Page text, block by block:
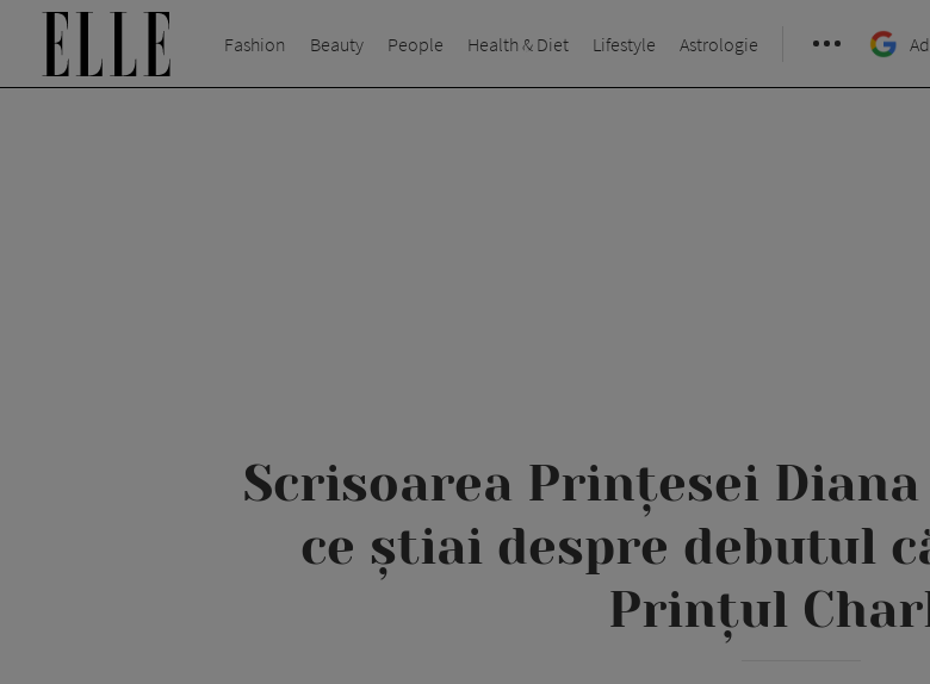
Fashion Beauty People Health & Diet Lifestyle Astrologie
Scrisoarea Prințesei
ce știai despre debutul
Prințul